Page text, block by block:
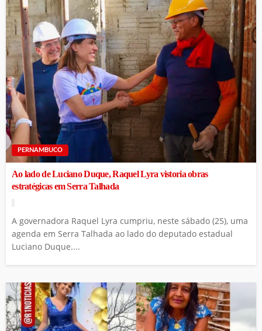
PERNAMBUCO
Ao lado de Luciano Duque, Raquel Lyra vistoria obras
estratégicas em Serra Talhada
A governadora Raquel Lyra cumpriu, neste sábado (25), uma
agenda em Serra Talhada ao lado do deputado estadual
Luciano Duque....